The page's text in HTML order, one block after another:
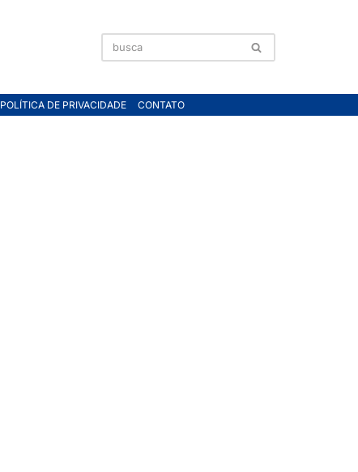
POLÍTICA DE PRIVACIDADE CONTATO